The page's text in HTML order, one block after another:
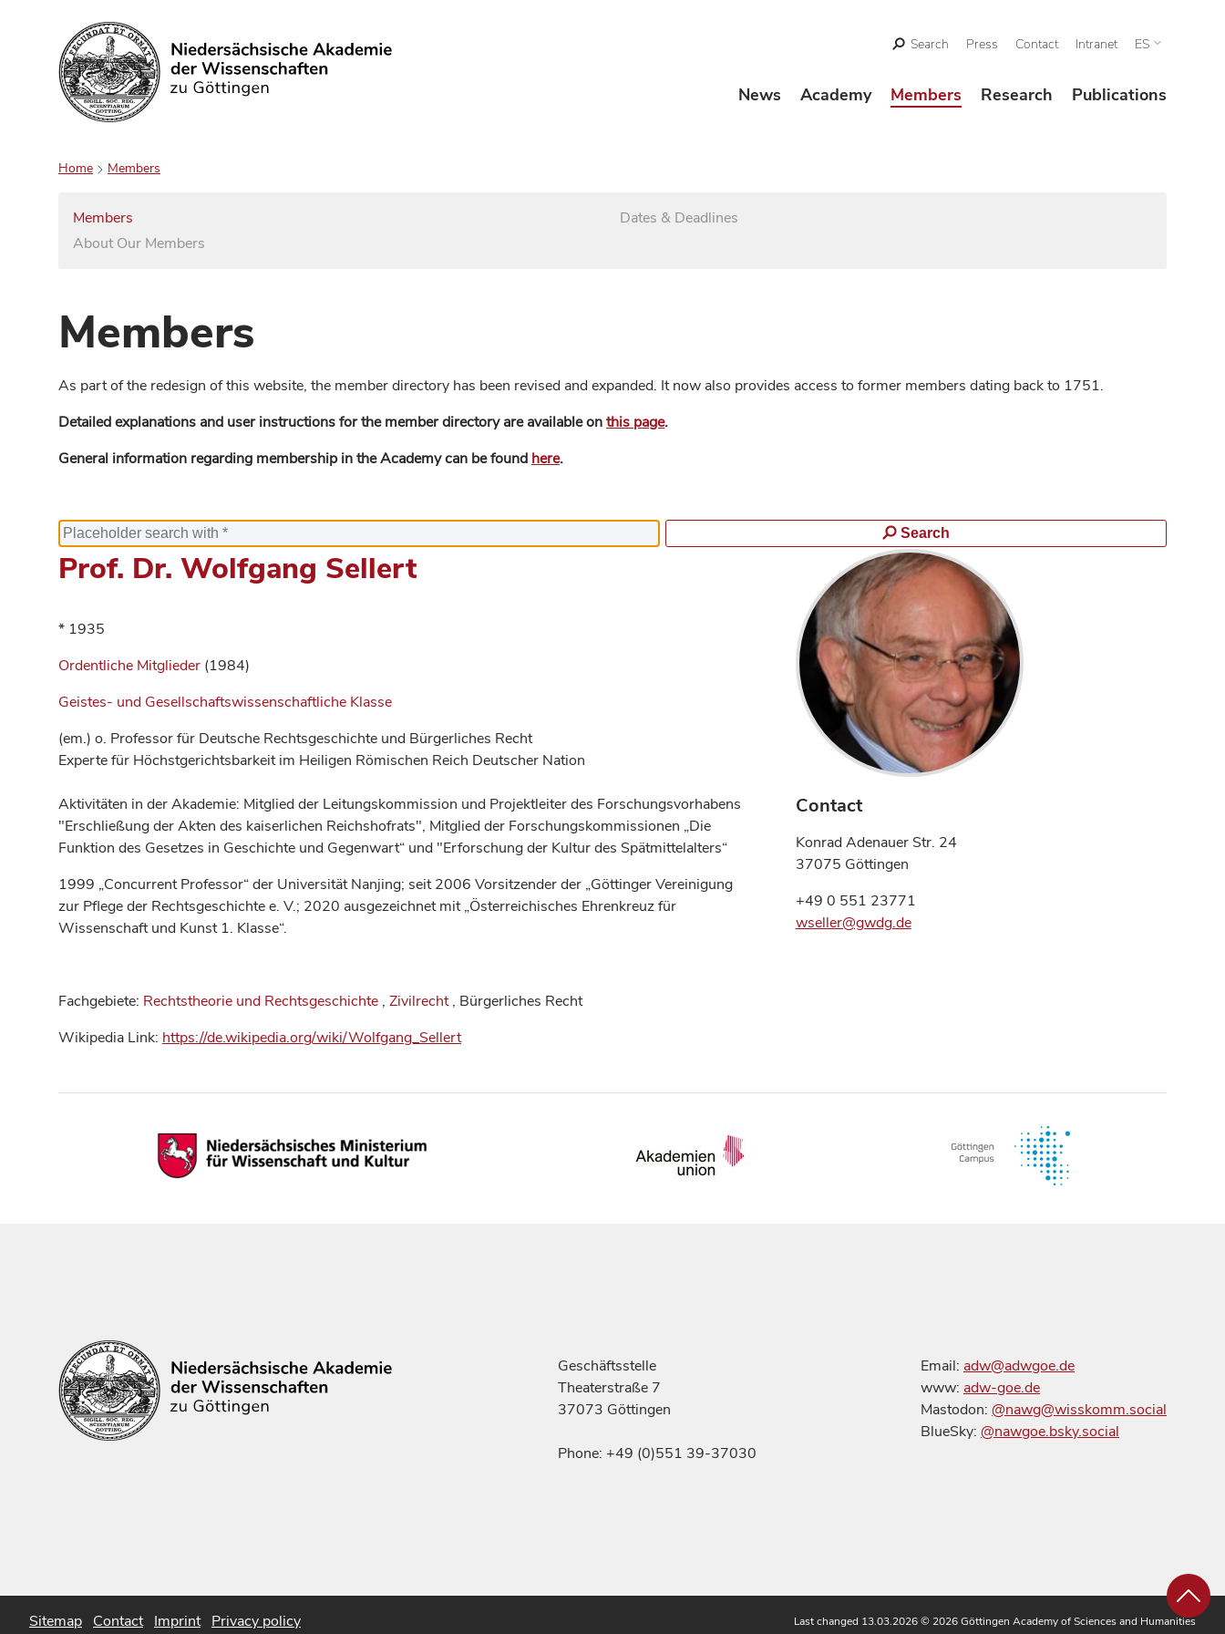
Search
Search Press Contact Intranet ES
News Academy Members Research Publications
Home Members
Members
About Our Members
Dates & Deadlines
Members
As part of the redesign of this website, the member directory has been revised and expanded. It now also provides access to former members dating back to 1751.
Detailed explanations and user instructions for the member directory are available onthis page.
General information regarding membership in the Academy can be found here.
Search
Prof. Dr. Wolfgang Sellert
* 1935
Ordentliche Mitglieder (1984)
Geistes- und Gesellschaftswissenschaftliche Klasse
(em.) o. Professor für Deutsche Rechtsgeschichte und Bürgerliches Recht
Experte für Höchstgerichtsbarkeit im Heiligen Römischen Reich Deutscher Nation
Aktivitäten in der Akademie: Mitglied der Leitungskommission und Projektleiter des Forschungsvorhabens
"Erschließung der Akten des kaiserlichen Reichshofrats", Mitglied der Forschungskommissionen „Die
Funktion des Gesetzes in Geschichte und Gegenwart“ und "Erforschung der Kultur des Spätmittelalters“
1999 „Concurrent Professor“ der Universität Nanjing; seit 2006 Vorsitzender der „Göttinger Vereinigung
zur Pflege der Rechtsgeschichte e. V.; 2020 ausgezeichnet mit „Österreichisches Ehrenkreuz für
Wissenschaft und Kunst 1. Klasse“.
Fachgebiete: Rechtstheorie und Rechtsgeschichte , Zivilrecht, Bürgerliches Recht
Wikipedia Link: https://de.wikipedia.org/wiki/Wolfgang_Sellert
Contact
Konrad Adenauer Str. 24
37075 Göttingen
+49 0 551 23771
wseller@gwdg.de
Geschäftsstelle
Theaterstraße 7
37073 Göttingen
Phone: +49 (0)551 39-37030
Email: adw@adwgoe.de
www: adw-goe.de
Mastodon: @nawg@wisskomm.social
BlueSky: @nawgoe.bsky.social
Sitemap Contact Imprint Privacy policy Last changed 13.03.2026© 2026 Göttingen Academy of Sciences and Humanities